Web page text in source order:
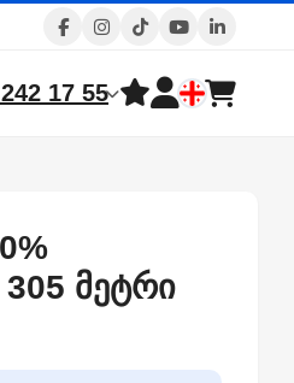
17 55
305 მეტრი